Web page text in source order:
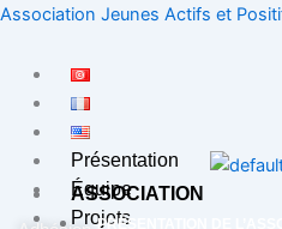
Aller
contenu
Association Jeunes Actifs et
Présentation
Équipe
Projets
ASSOCIATION
PRÉSENTATION DE